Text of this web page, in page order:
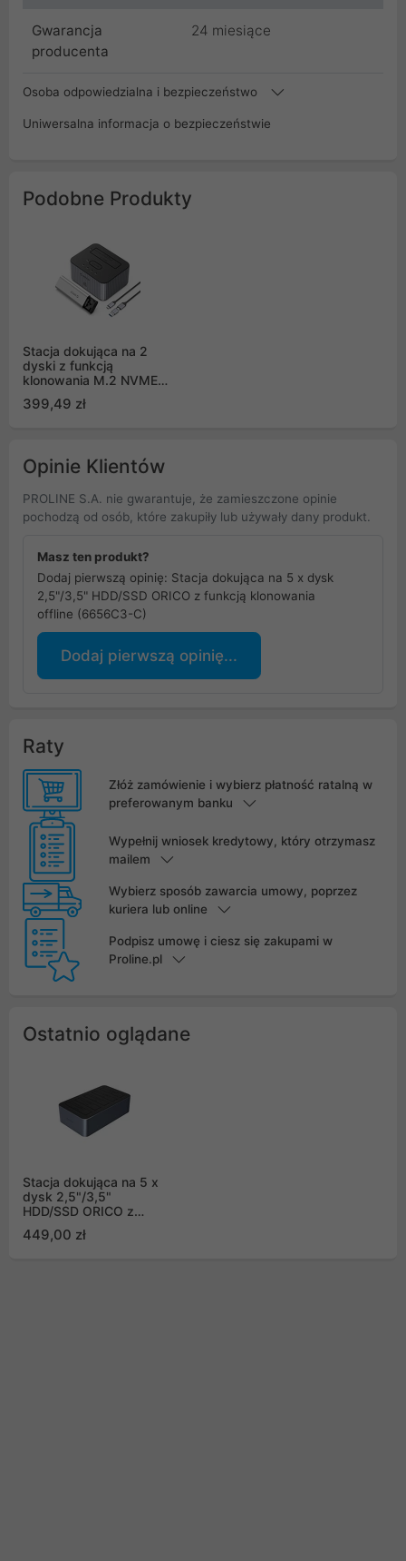
Gwarancja
producenta
24 miesiące
Osoba odpowiedzialna i bezpieczeństwo
Uniwersalna informacja o bezpieczeństwie
Podobne Produkty
Stacja dokująca na 2
dyski z funkcją
klonowania M.2 NVME
SSD ORICO - szara
399,49 zł
Opinie Klientów
PROLINE S.A. nie gwarantuje, że zamieszczone opinie
pochodzą od osób, które zakupiły lub używały dany produkt.
Masz ten produkt?
Dodaj pierwszą opinię: Stacja dokująca na 5 x dysk
2,5"/3,5" HDD/SSD ORICO z funkcją klonowania
offline (6656C3-C)
Dodaj pierwszą opinię...
Raty
Złóż zamówienie i wybierz płatność ratalną w
preferowanym banku
Wypełnij wniosek kredytowy, który otrzymasz
mailem
Wybierz sposób zawarcia umowy, poprzez
kuriera lub online
Podpisz umowę i ciesz się zakupami w
Proline.pl
Ostatnio oglądane
Stacja dokująca na 5 x
dysk 2,5"/3,5"
HDD/SSD ORICO z
offline (6656C3-C)
449,00 zł